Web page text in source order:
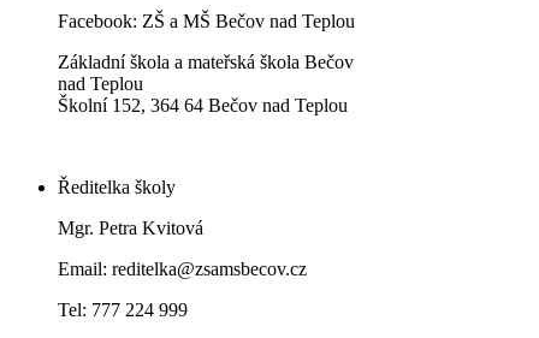
Facebook: ZŠ a MŠ Bečov nad Teplou
Základní škola a mateřská škola Bečov
nad Teplou
Školní 152, 364 64 Bečov nad Teplou
Ředitelka školy
Mgr. Petra Kvitová
Email: reditelka@zsamsbecov.cz
Tel: 777 224 999